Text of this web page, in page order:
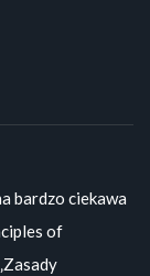
bardzo ciekawa
of